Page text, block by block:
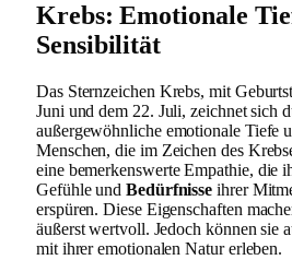
Krebs: Emotionale
Sensibilität
Das Sternzeichen Krebs, mit
Juni und dem 22. Juli, zeichnet sich
außergewöhnliche emotionale Tiefe
Menschen, die im Zeichen des
eine bemerkenswerte Empathie, die
Gefühle undBedürfnisse ihrer
erspüren. Diese Eigenschaften
äußerst wertvoll. Jedoch können sie
mit ihrer emotionalen Natur erleben.